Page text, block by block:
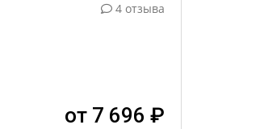
4 отзыва
от 7 696 ₽